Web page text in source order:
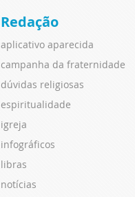
Redação
aplicativo aparecida
campanha da fraternidade
dúvidas religiosas
espiritualidade
igreja
infográficos
libras
notícias